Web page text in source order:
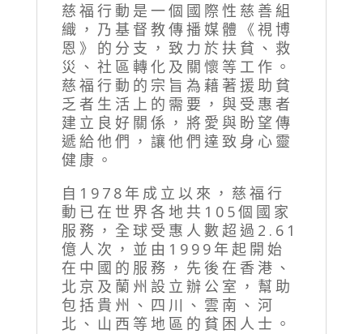
慈福行動是一個國際性慈善組
織，乃基督教傳播媒體《視博
恩》的分支，致力於扶貧、救
災、社區轉化及關懷等工作。
慈福行動的宗旨為藉著援助貧
乏者生活上的需要，與受惠者
建立良好關係，將愛與盼望傳
遞給他們，讓他們達致身心靈
健康。
自1978年成立以來，慈福行
動已在世界各地共105個國家
服務，全球受惠人數超過2.61
億人次，並由1999年起開始
在中國的服務，先後在香港、
北京及蘭州設立辦公室，幫助
包括貴州、四川、雲南、河
北、山西等地區的貧困人士。